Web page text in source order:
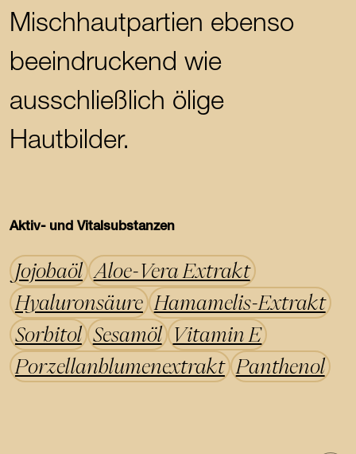
Mischhautpartien ebenso
beeindruckend wie
ausschließlich ölige
Hautbilder.
Aktiv- und Vitalsubstanzen
Jojobaöl
Aloe-Vera Extrakt
Hyaluronsäure
Hamamelis-Extrakt
Sorbitol Sesamöl
Vitamin E
Porzellanblumenextrakt
Panthenol